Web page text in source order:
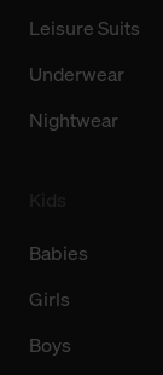
Leisure Suits
Underwear
Nightwear
Babies
Girls
Boys